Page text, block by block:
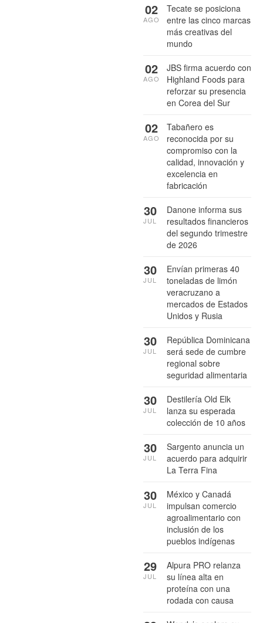
Tecate se posiciona
entre las cinco marcas
más creativas del
mundo
02
AGO
JBS firma acuerdo con
Highland Foods para
reforzar su presencia
en Corea del Sur
02
AGO
Tabañero es
reconocida por su
compromiso con la
calidad, innovación y
excelencia en
fabricación
02
AGO
Danone informa sus
resultados financieros
del segundo trimestre
de 2026
30
JUL
Envían primeras 40
toneladas de limón
veracruzano a
mercados de Estados
Unidos y Rusia
30
JUL
República Dominicana
será sede de cumbre
regional sobre
seguridad alimentaria
30
JUL
Destilería Old Elk
lanza su esperada
colección de 10 años
30
JUL
Sargento anuncia un
acuerdo para adquirir
La Terra Fina
30
JUL
México y Canadá
impulsan comercio
agroalimentario con
inclusión de los
pueblos indígenas
30
JUL
Alpura PRO relanza
su línea alta en
proteína con una
rodada con causa
29
JUL